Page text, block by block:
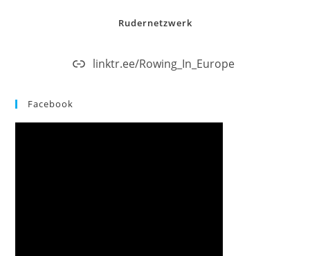
Rudernetzwerk
linktr.ee/Rowing_In_Europe
Facebook